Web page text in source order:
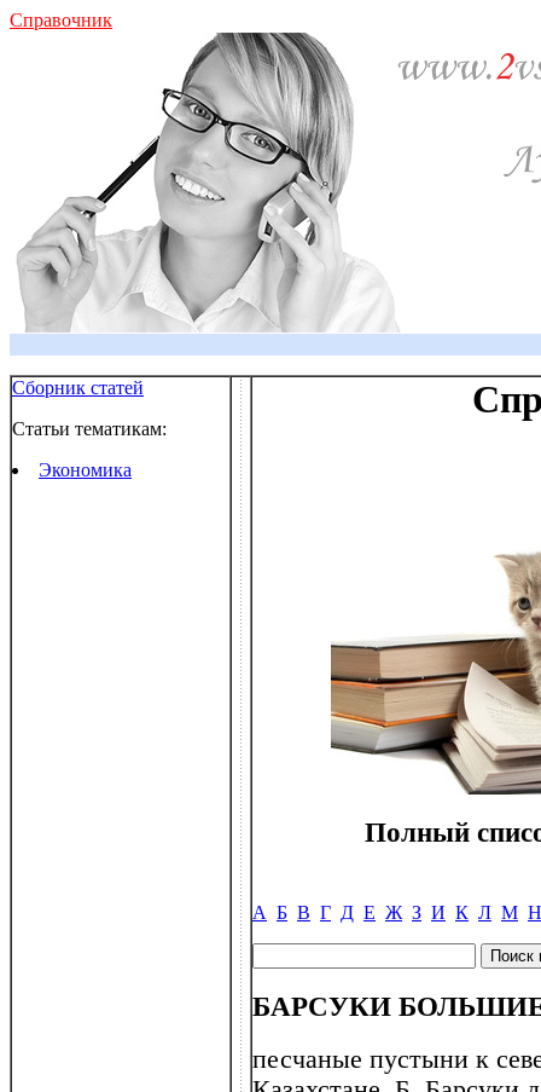
Справочник
Сборник статей
Статьи тематикам:
Экономика
Полный
А Б В Г Д Е Ж З И К Л М Н
БАРСУКИ
песчаные пустыни к